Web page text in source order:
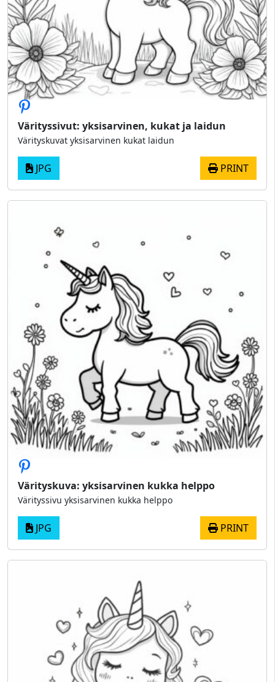
Värityssivut: yksisarvinen, kukat ja laidun
Värityskuvat yksisarvinen kukat laidun
JPG PRINT
Värityskuva: yksisarvinen kukka helppo
Värityssivu yksisarvinen kukka helppo
JPG PRINT